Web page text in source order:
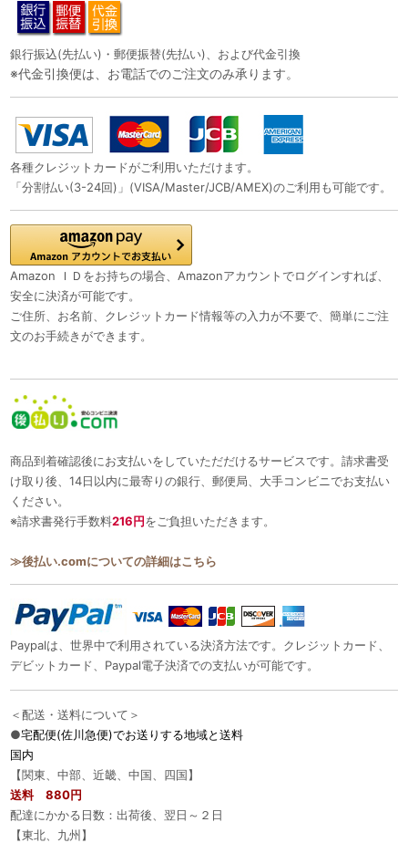
銀行振込(先払い)・郵便振替(先払い)、および代金引換
※代金引換便は、お電話でのご注文のみ承ります。
各種クレジットカードがご利用いただけます。
「分割払い(3-24回)」(VISA/Master/JCB/AMEX)のご利用も可能です。
Amazon ＩＤをお持ちの場合、Amazonアカウントでログインすれば、
安全に決済が可能です。
ご住所、お名前、クレジットカード情報等の入力が不要で、簡単にご注
文のお手続きができます。
商品到着確認後にお支払いをしていただだけるサービスです。請求書受
け取り後、14日以内に最寄りの銀行、郵便局、大手コンビニでお支払い
ください。
※請求書発行手数料216円をご負担いただきます。
≫後払い.comについての詳細はこちら
Paypalは、世界中で利用されている決済方法です。クレジットカード、
デビットカード、Paypal電子決済での支払いが可能です。
＜配送・送料について＞
●宅配便(佐川急便)でお送りする地域と送料
国内
【関東、中部、近畿、中国、四国】
送料 880円
配達にかかる日数：出荷後、翌日～２日
【東北、九州】